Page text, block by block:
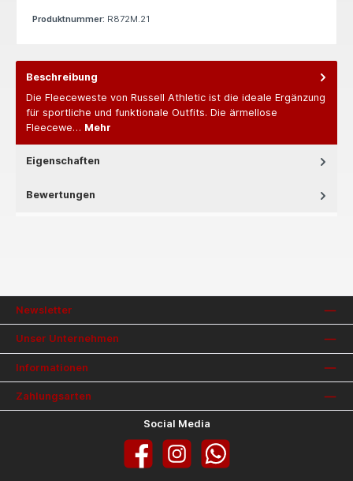
Produktnummer: R872M.21
Beschreibung
Die Fleeceweste von Russell Athletic ist die ideale Ergänzung
für sportliche und funktionale Outfits. Die ärmellose
Fleecewe… Mehr
Eigenschaften
Bewertungen
Newsletter
Unser Unternehmen
Informationen
Zahlungsarten
Social Media
Facebook InstagramWhatsApp